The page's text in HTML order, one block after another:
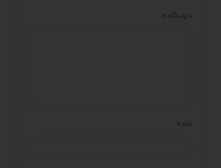
دیدگاه *
نام *